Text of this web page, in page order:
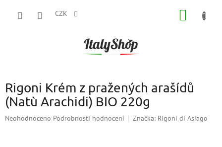
CZK
Rigoni Krém z pražených arašídů
(Natù Arachidi) BIO 220g
Průměrné
Neohodnoceno Podrobnosti hodnocení Značka: Rigoni di Asiago